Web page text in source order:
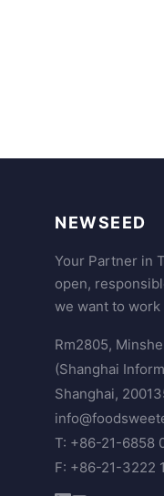
NEWSEED
Your Partner in
open,
we want to
Rm2805,
(Shanghai
Shanghai,
T: +86-21-6858
F: +86-21-3222